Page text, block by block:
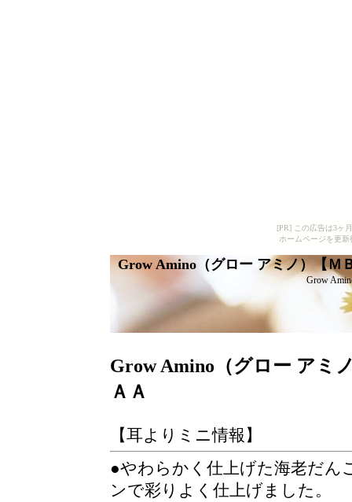
[PR] この広告は3ヶ
ホームページを更
Grow Amino（グロー アミノ）【Ｍ
Grow
Grow Amino（グロー アミ
ＡＡ
【耳よりミニ情報】
●やわらかく仕上げた海老だん
ンで彩りよく仕上げました。